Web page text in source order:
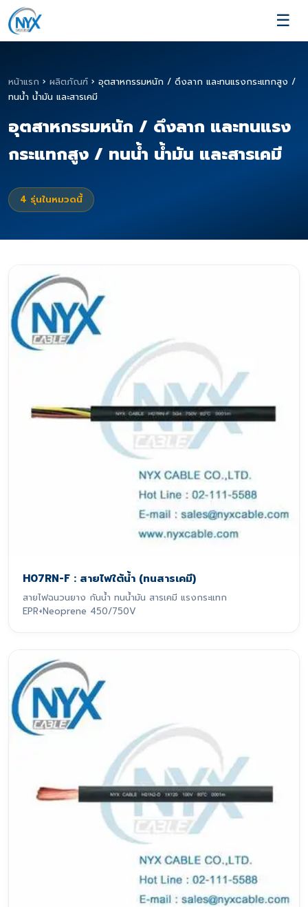
☰
หน้าแรก › ผลิตภัณฑ์ › อุตสาหกรรมหนัก / ดึงลาก และทนแรงกระแทกสูง /
ทนน้ำ น้ำมัน และสารเคมี
อุตสาหกรรมหนัก / ดึงลาก และทนแรง
กระแทกสูง / ทนน้ำ น้ำมัน และสารเคมี
4 รุ่นในหมวดนี้
H07RN-F : สายไฟใต้น้ำ (ทนสารเคมี)
สายไฟฉนวนยาง กันน้ำ ทนน้ำมัน สารเคมี แรงกระแทก
EPR+Neoprene 450/750V